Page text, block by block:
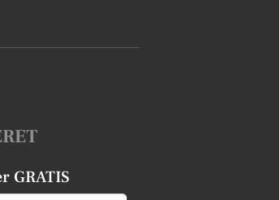
GRATIS